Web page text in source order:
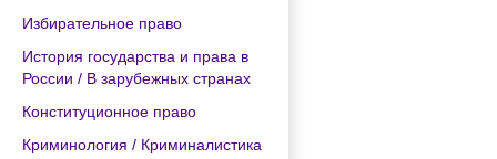
Избирательное право
История государства и права в
России / В зарубежных странах
Конституционное право
Криминология / Криминалистика